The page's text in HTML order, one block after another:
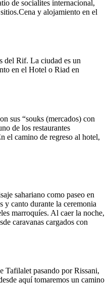
de socialites internacional,
y alojamiento en el
del Rif. La ciudad es un
en el Hotel o Riad en
sus “souks (mercados) con
de los restaurantes
el camino de regreso al hotel,
sahariano como paseo en
y canto durante la ceremonia
marroquíes. Al caer la noche,
caravanas cargados con
Tafilalet pasando por Rissani,
aquí tomaremos un camino